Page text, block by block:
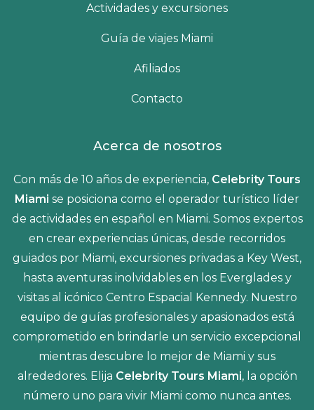
Actividades y excursiones
Guía de viajes Miami
Afiliados
Contacto
Acerca de nosotros
Con más de 10 años de experiencia, Celebrity Tours
Miami se posiciona como el operador turístico líder
de actividades en español en Miami. Somos expertos
en crear experiencias únicas, desde recorridos
guiados por Miami, excursiones privadas a Key West,
hasta aventuras inolvidables en los Everglades y
visitas al icónico Centro Espacial Kennedy. Nuestro
equipo de guías profesionales y apasionados está
comprometido en brindarle un servicio excepcional
mientras descubre lo mejor de Miami y sus
alrededores. Elija Celebrity Tours Miami, la opción
número uno para vivir Miami como nunca antes.